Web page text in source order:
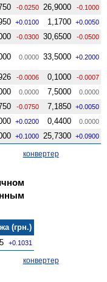
-0.0250 26,9000 -0.1000
+0.0100 1,1700 +0.0050
-0.0300 30,6500 -0.0500
0.0000 33,5000 +0.2000
-0.0006 0,1000 -0.0007
0.0000 7,5000 0.0000
-0.0750 7,1850 +0.0050
+0.0200 0,4400 0.0000
+0.1000 25,7300 +0.0900
конвертер
(грн.)
+0.1031
конвертер